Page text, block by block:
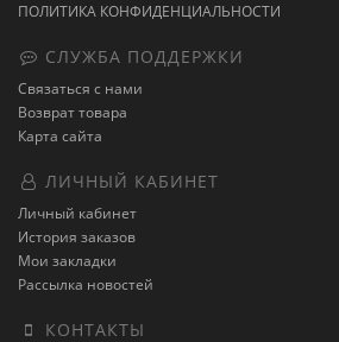
ПОЛИТИКА КОНФИДЕНЦИАЛЬНОСТИ
СЛУЖБА ПОДДЕРЖКИ
Связаться с нами
Возврат товара
Карта сайта
ЛИЧНЫЙ КАБИНЕТ
Личный кабинет
История заказов
Мои закладки
Рассылка новостей
КОНТАКТЫ